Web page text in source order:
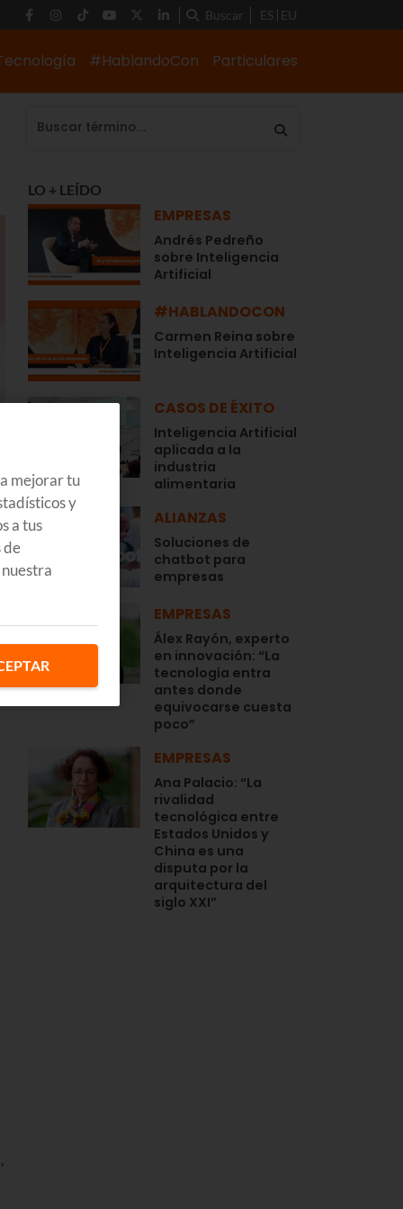
Buscar ES EU
#HablandoCon Particulares
LO + LEÍDO
EMPRESAS
Andrés Pedreño
sobre Inteligencia
Artificial
#HABLANDOCON
Carmen Reina sobre
Inteligencia Artificial
CASOS DE ÉXITO
Inteligencia Artificial
aplicada a la
industria
alimentaria
ALIANZAS
Soluciones de
chatbot para
empresas
EMPRESAS
Álex Rayón, experto
en innovación: “La
tecnología entra
antes donde
equivocarse cuesta
poco”
EMPRESAS
Ana Palacio: “La
rivalidad
tecnológica entre
Estados Unidos y
China es una
disputa por la
arquitectura del
siglo XXI”
mejorar tu
y
a tus
de